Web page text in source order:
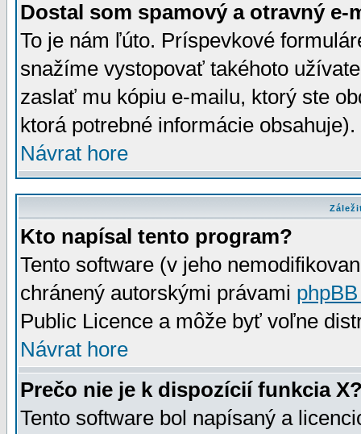
Dostal som spamový a otravný e-
To je nám ľúto. Príspevkové
snažíme vystopovať takéhoto
zaslať mu kópiu e-mailu, ktorý ste
ktorá potrebné informácie
Návrat hore
Kto napísal tento program?
Tento software (v jeho
chránený autorskými právami
Public Licence a môže byť voľne
Návrat hore
Prečo nie je k dispozícií funkcia
Tento software bol napísaný a